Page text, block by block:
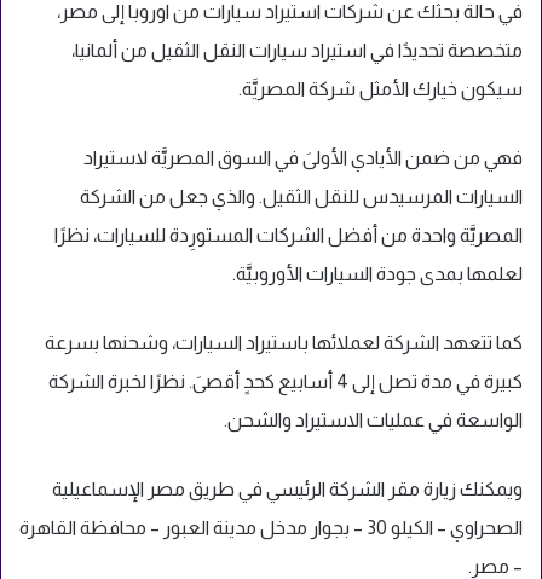
في حالة بحثك عن شركات استيراد سيارات من اوروبا إلى مصر،
متخصصة تحديدًا في استيراد سيارات النقل الثقيل من ألمانيا،
سيكون خيارك الأمثل شركة المصريَّة.
فهي من ضمن الأيادي الأولىَ في السوق المصريَّة لاستيراد
السيارات المرسيدس للنقل الثقيل. والذي جعل من الشركة
المصريَّة واحدة من أفضل الشركات المستورِدة للسيارات، نظرًا
لعلمها بمدى جودة السيارات الأوروبيَّة.
كما تتعهد الشركة لعملائها باستيراد السيارات، وشحنها بسرعة
كبيرة في مدة تصل إلى 4 أسابيع كحدٍ أقصىَ. نظرًا لخبرة الشركة
الواسعة في عمليات الاستيراد والشحن.
ويمكنك زيارة مقر الشركة الرئيسي في طريق مصر الإسماعيلية
الصحراوي – الكيلو 30 – بجوار مدخل مدينة العبور – محافظة القاهرة
– مصر.